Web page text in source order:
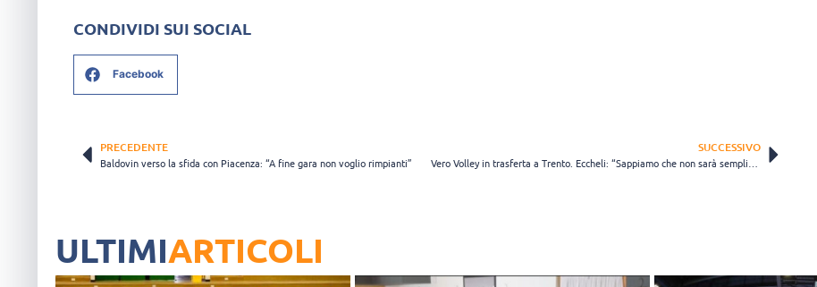
CONDIVIDI SUI SOCIAL
Facebook
PRECEDENTE
Baldovin verso la sfida con Piacenza: “A fine gara non voglio rimpianti”
SUCCESSIVO
ULTIMIARTICOLI